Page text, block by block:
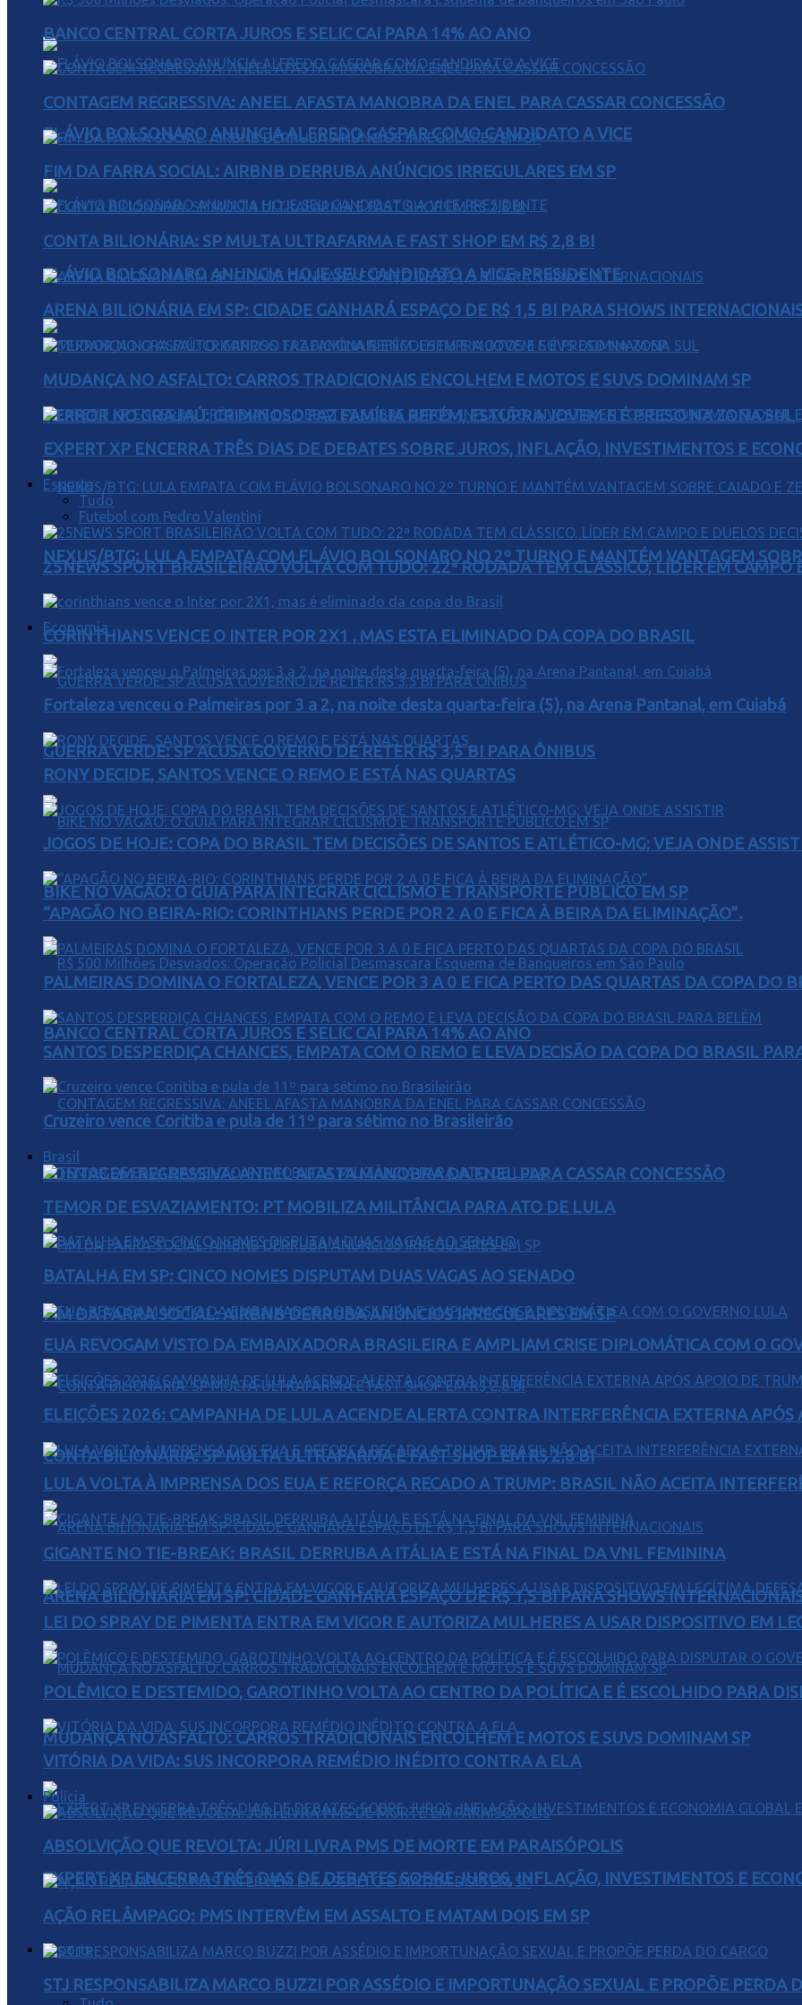
FLÁVIO BOLSONARO ANUNCIA ALFREDO GASPAR COMO CANDIDATO A VICE
FLÁVIO BOLSONARO ANUNCIA HOJE SEU CANDIDATO A VICE-PRESIDENTE
TERROR NO GRAJAÚ: CRIMINOSO FAZ FAMÍLIA REFÉM, ESTUPRA JOVEM E É PRESO NA ZONA SUL
NEXUS/BTG: LULA EMPATA COM FLÁVIO BOLSONARO NO 2º TURNO E MANTÉM VANTAGEM
Economia
GUERRA VERDE: SP ACUSA GOVERNO DE RETER R$ 3,5 BI PARA ÔNIBUS
BIKE NO VAGÃO: O GUIA PARA INTEGRAR CICLISMO E TRANSPORTE PÚBLICO EM SP
BANCO CENTRAL CORTA JUROS E SELIC CAI PARA 14% AO ANO
CONTAGEM REGRESSIVA: ANEEL AFASTA MANOBRA DA ENEL PARA CASSAR CONCESSÃO
FIM DA FARRA SOCIAL: AIRBNB DERRUBA ANÚNCIOS IRREGULARES EM SP
CONTA BILIONÁRIA: SP MULTA ULTRAFARMA E FAST SHOP EM R$ 2,8 BI
ARENA BILIONÁRIA EM SP: CIDADE GANHARÁ ESPAÇO DE R$ 1,5 BI PARA SHOWS
MUDANÇA NO ASFALTO: CARROS TRADICIONAIS ENCOLHEM E MOTOS E SUVS DOMINAM SP
EXPERT XP ENCERRA TRÊS DIAS DE DEBATES SOBRE JUROS, INFLAÇÃO, INVESTIMENTOS E
Esporte
BANCO CENTRAL CORTA JUROS E SELIC CAI PARA 14% AO ANO
CONTAGEM REGRESSIVA: ANEEL AFASTA MANOBRA DA ENEL PARA CASSAR CONCESSÃO
FIM DA FARRA SOCIAL: AIRBNB DERRUBA ANÚNCIOS IRREGULARES EM SP
CONTA BILIONÁRIA: SP MULTA ULTRAFARMA E FAST SHOP EM R$ 2,8 BI
ARENA BILIONÁRIA EM SP: CIDADE GANHARÁ ESPAÇO DE R$ 1,5 BI PARA SHOWS
MUDANÇA NO ASFALTO: CARROS TRADICIONAIS ENCOLHEM E MOTOS E SUVS DOMINAM SP
EXPERT XP ENCERRA TRÊS DIAS DE DEBATES SOBRE JUROS, INFLAÇÃO, INVESTIMENTOS E
Esporte
Tudo
Futebol com Pedro Valentini
25NEWS SPORT BRASILEIRÃO VOLTA COM TUDO: 22ª RODADA TEM CLÁSSICO, LÍDER EM CAMPO
CORINTHIANS VENCE O INTER POR 2X1 , MAS ESTA ELIMINADO DA COPA DO BRASIL
Fortaleza venceu o Palmeiras por 3 a 2, na noite desta quarta-feira (5), na Arena Pantanal, em Cuiabá
RONY DECIDE, SANTOS VENCE O REMO E ESTÁ NAS QUARTAS
JOGOS DE HOJE: COPA DO BRASIL TEM DECISÕES DE SANTOS E ATLÉTICO-MG; VEJA ONDE
“APAGÃO NO BEIRA-RIO: CORINTHIANS PERDE POR 2 A 0 E FICA À BEIRA DA ELIMINAÇÃO”.
PALMEIRAS DOMINA O FORTALEZA, VENCE POR 3 A 0 E FICA PERTO DAS QUARTAS DA COPA DO
SANTOS DESPERDIÇA CHANCES, EMPATA COM O REMO E LEVA DECISÃO DA COPA DO BRASIL
Cruzeiro vence Coritiba e pula de 11º para sétimo no Brasileirão
Brasil
TEMOR DE ESVAZIAMENTO: PT MOBILIZA MILITÂNCIA PARA ATO DE LULA
BATALHA EM SP: CINCO NOMES DISPUTAM DUAS VAGAS AO SENADO
EUA REVOGAM VISTO DA EMBAIXADORA BRASILEIRA E AMPLIAM CRISE DIPLOMÁTICA COM O
ELEIÇÕES 2026: CAMPANHA DE LULA ACENDE ALERTA CONTRA INTERFERÊNCIA EXTERNA
LULA VOLTA À IMPRENSA DOS EUA E REFORÇA RECADO A TRUMP: BRASIL NÃO ACEITA
GIGANTE NO TIE-BREAK: BRASIL DERRUBA A ITÁLIA E ESTÁ NA FINAL DA VNL FEMININA
LEI DO SPRAY DE PIMENTA ENTRA EM VIGOR E AUTORIZA MULHERES A USAR DISPOSITIVO EM
POLÊMICO E DESTEMIDO, GAROTINHO VOLTA AO CENTRO DA POLÍTICA E É ESCOLHIDO PARA
VITÓRIA DA VIDA: SUS INCORPORA REMÉDIO INÉDITO CONTRA A ELA
Polícia
ABSOLVIÇÃO QUE REVOLTA: JÚRI LIVRA PMS DE MORTE EM PARAISÓPOLIS
AÇÃO RELÂMPAGO: PMS INTERVÊM EM ASSALTO E MATAM DOIS EM SP
STJ RESPONSABILIZA MARCO BUZZI POR ASSÉDIO E IMPORTUNAÇÃO SEXUAL E PROPÕE PERDA